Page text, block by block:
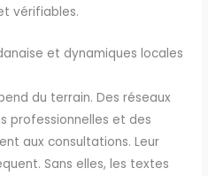
vérifiables.
et dynamiques locales
du terrain. Des réseaux
professionnelles et des
aux consultations. Leur
Sans elles, les textes